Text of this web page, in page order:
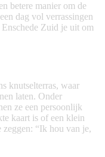
betere manier om de
dag vol verrassingen
Zuid je uit om
knutselterras, waar
laten. Onder
ze een persoonlijk
kaart is of een klein
zeggen: “Ik hou van je,